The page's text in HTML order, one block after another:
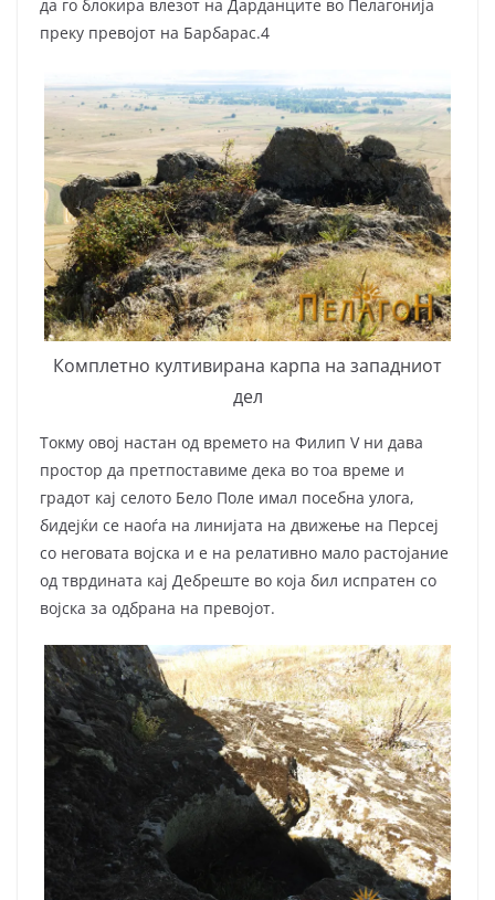
да го блокира влезот на Дарданците во Пелагонија
преку превојот на Барбарас.4
Комплетно култивирана карпа на западниот
дел
Токму овој настан од времето на Филип V ни дава
простор да претпоставиме дека во тоа време и
градот кај селото Бело Поле имал посебна улога,
бидејќи се наоѓа на линијата на движење на Персеј
со неговата војска и е на релативно мало растојание
од тврдината кај Дебреште во која бил испратен со
војска за одбрана на превојот.